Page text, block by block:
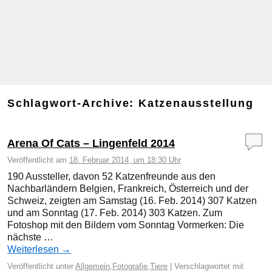
Schlagwort-Archive: Katzenausstellung
Arena Of Cats – Lingenfeld 2014
Veröffentlicht am 18. Februar 2014, um 18:30 Uhr
190 Aussteller, davon 52 Katzenfreunde aus den
Nachbarländern Belgien, Frankreich, Österreich und der
Schweiz, zeigten am Samstag (16. Feb. 2014) 307 Katzen
und am Sonntag (17. Feb. 2014) 303 Katzen. Zum
Fotoshop mit den Bildern vom Sonntag Vormerken: Die
nächste …
Weiterlesen →
Veröffentlicht unter Allgemein Fotografie Tiere Verschlagwortet mit